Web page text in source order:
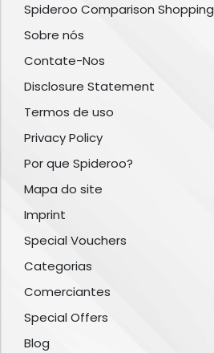
Spideroo Comparison Shopping
Sobre nós
Contate-Nos
Disclosure Statement
Termos de uso
Privacy Policy
Por que Spideroo?
Mapa do site
Imprint
Special Vouchers
Categorias
Comerciantes
Special Offers
Blog